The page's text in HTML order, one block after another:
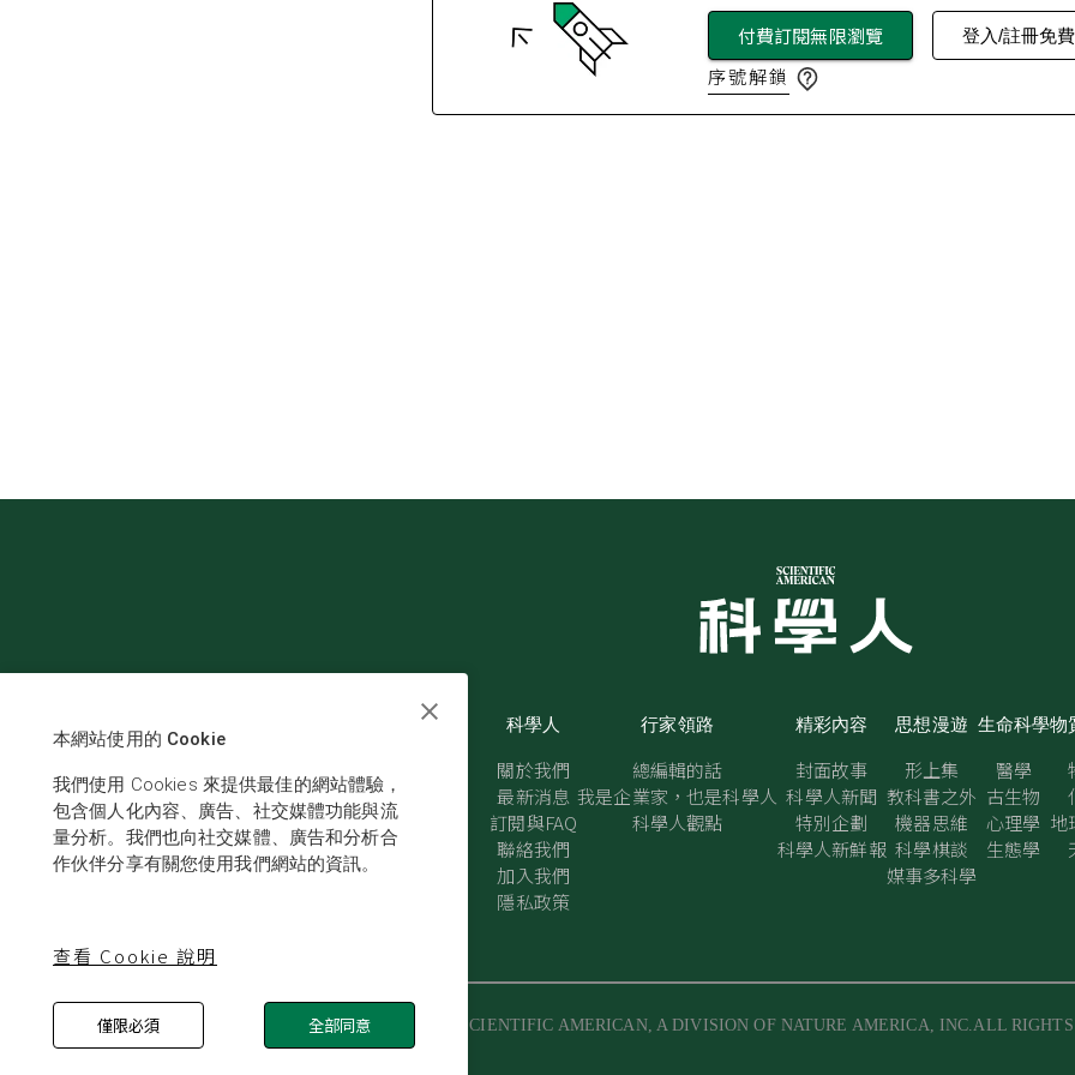
付費訂閱無限瀏覽 登入/註冊免
序號解鎖
科學人
關於我們
最新消息
訂閱與FAQ
聯絡我們
加入我們
隱私政策
行家領路
總編輯的話
我是企業家，也是科學人
科學人觀點
精彩內容
封面故事
科學人新聞
特別企劃
科學人新鮮報
思想漫遊
形上集
教科書之外
機器思維
科學棋談
媒事多科學
生命科學
醫學
古生物
心理學
生態學
物
地
© SCIENTIFIC AMERICAN, A DIVISION OF NATURE AMERICA, INC.ALL RIGHTS
本網站使用的 Cookie
我們使用 Cookies 來提供最佳的網站體驗，
包含個人化內容、廣告、社交媒體功能與流
量分析。我們也向社交媒體、廣告和分析合
作伙伴分享有關您使用我們網站的資訊。
查看 Cookie 說明
僅限必須 全部同意